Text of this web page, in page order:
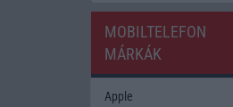
MOBILTELEFON
MÁRKÁK
Apple